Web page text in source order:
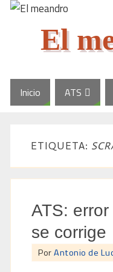
El
Inicio ATS
ETIQUETA:
ATS:
se corrige
PorAntonio de